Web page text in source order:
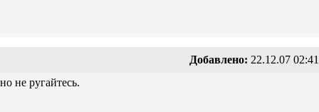
Добавлено: 22.12.07 02:41
не ругайтесь.